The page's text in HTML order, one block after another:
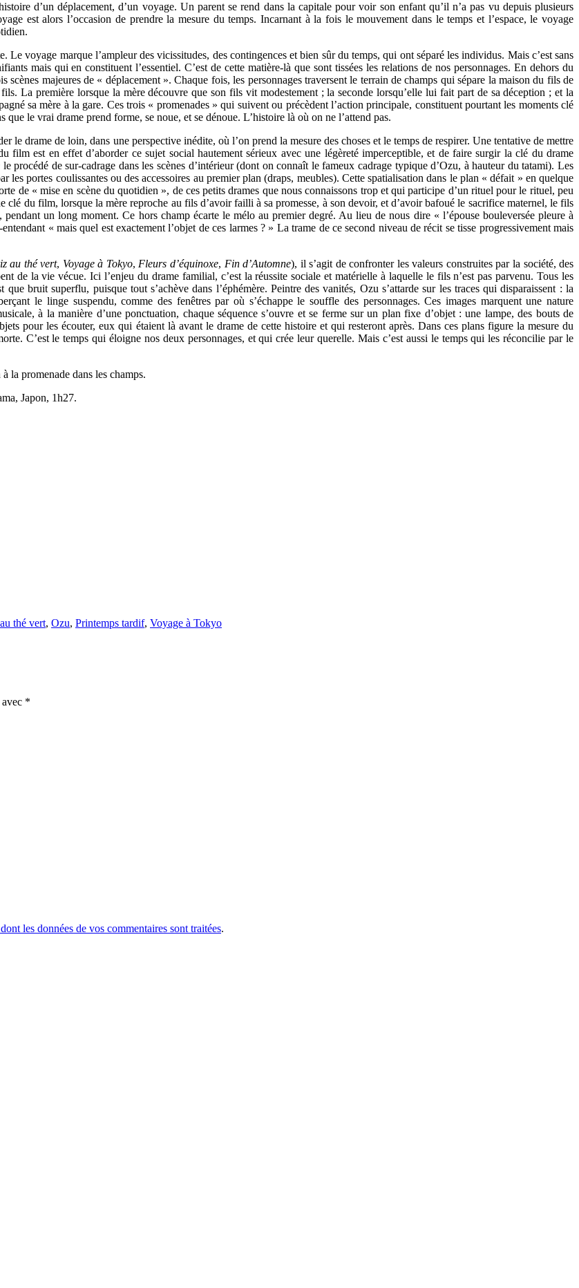
d’un déplacement, d’un voyage. Un parent se rend dans la capitale pour voir son enfant qu’il n’a pas vu depuis plusieurs
est alors l’occasion de prendre la mesure du temps. Incarnant à la fois le mouvement dans le temps et l’espace, le voyage
voyage marque l’ampleur des vicissitudes, des contingences et bien sûr du temps, qui ont séparé les individus. Mais c’est sans
mais qui en constituent l’essentiel. C’est de cette matière-là que sont tissées les relations de nos personnages. En dehors du
majeures de « déplacement ». Chaque fois, les personnages traversent le terrain de champs qui sépare la maison du fils de
La première lorsque la mère découvre que son fils vit modestement ; la seconde lorsqu’elle lui fait part de sa déception ; et la
sa mère à la gare. Ces trois « promenades » qui suivent ou précèdent l’action principale, constituent pourtant les moments clé
le vrai drame prend forme, se noue, et se dénoue. L’histoire là où on ne l’attend pas.
le drame de loin, dans une perspective inédite, où l’on prend la mesure des choses et le temps de respirer. Une tentative de mettre
film est en effet d’aborder ce sujet social hautement sérieux avec une légèreté imperceptible, et de faire surgir la clé du drame
procédé de sur-cadrage dans les scènes d’intérieur (dont on connaît le fameux cadrage typique d’Ozu, à hauteur du tatami). Les
les portes coulissantes ou des accessoires au premier plan (draps, meubles). Cette spatialisation dans le plan « défait » en quelque
de « mise en scène du quotidien », de ces petits drames que nous connaissons trop et qui participe d’un rituel pour le rituel, peu
clé du film, lorsque la mère reproche au fils d’avoir failli à sa promesse, à son devoir, et d’avoir bafoué le sacrifice maternel, le fils
un long moment. Ce hors champ écarte le mélo au premier degré. Au lieu de nous dire « l’épouse bouleversée pleure à
« mais quel est exactement l’objet de ces larmes ? » La trame de ce second niveau de récit se tisse progressivement mais
au thé vert, Voyage à Tokyo, Fleurs d’équinoxe, Fin d’Automne), il s’agit de confronter les valeurs construites par la société, des
de la vie vécue. Ici l’enjeu du drame familial, c’est la réussite sociale et matérielle à laquelle le fils n’est pas parvenu. Tous les
bruit superflu, puisque tout s’achève dans l’éphémère. Peintre des vanités, Ozu s’attarde sur les traces qui disparaissent : la
le linge suspendu, comme des fenêtres par où s’échappe le souffle des personnages. Ces images marquent une nature
à la manière d’une ponctuation, chaque séquence s’ouvre et se ferme sur un plan fixe d’objet : une lampe, des bouts de
pour les écouter, eux qui étaient là avant le drame de cette histoire et qui resteront après. Dans ces plans figure la mesure du
C’est le temps qui éloigne nos deux personnages, et qui crée leur querelle. Mais c’est aussi le temps qui les réconcilie par le
la promenade dans les champs.
Japon, 1h27.
thé vert, Ozu, Printemps tardif, Voyage à Tokyo
*
les données de vos commentaires sont traitées.